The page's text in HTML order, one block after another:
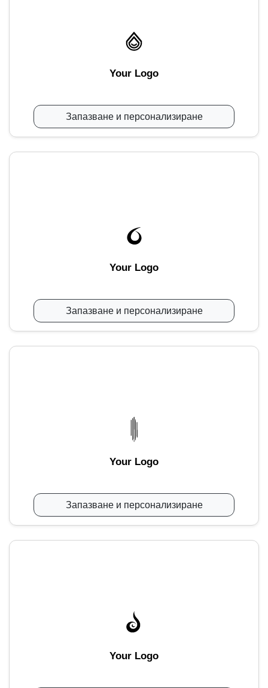
Your Logo
Запазване и персонализиране
Your Logo
Запазване и персонализиране
Your Logo
Запазване и персонализиране
Your Logo